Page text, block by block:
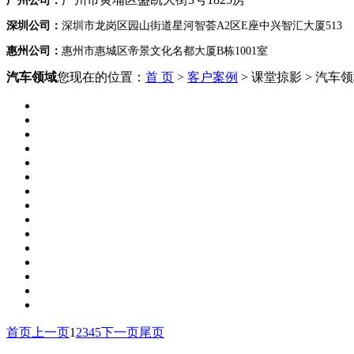
深圳公司： 深圳市龙岗区园山街道星河智荟A2区E座中兴智汇大厦513
惠州公司： 惠州市惠城区帝景文化名都大厦B栋1001室
汽车领域您现在的位置： 首 页 > 客户案例 > 课堂掠影 > 汽车
首页上一页12345下一页尾页